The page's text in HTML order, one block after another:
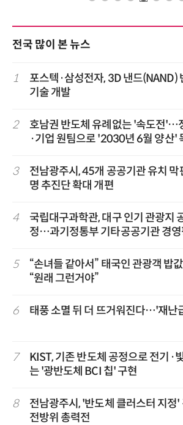
전국 많이 본 뉴스
1
포스텍·삼성전자, 3D 낸드(NAND)
기술 개발
2
호남권 반도체 유례없는 '속도전'…
·기업 원팀으로 '2030년 6월 양산'
3
전남광주시, 45개 공공기관 유치
명 추진단 확대 개편
4
국립대구과학관, 대구 인기 관광지
정…과기정통부 기타공공기관 경영
5
“손녀들 같아서” 태국인 관광객 밥
“원래 그런거야”
6 태풍 소멸 뒤 더 뜨거워진다…'재난
7
KIST, 기존 반도체 공정으로 전기·
는 '광반도체 BCI 칩' 구현
8
전남광주시, '반도체 클러스터 지
전방위 총력전